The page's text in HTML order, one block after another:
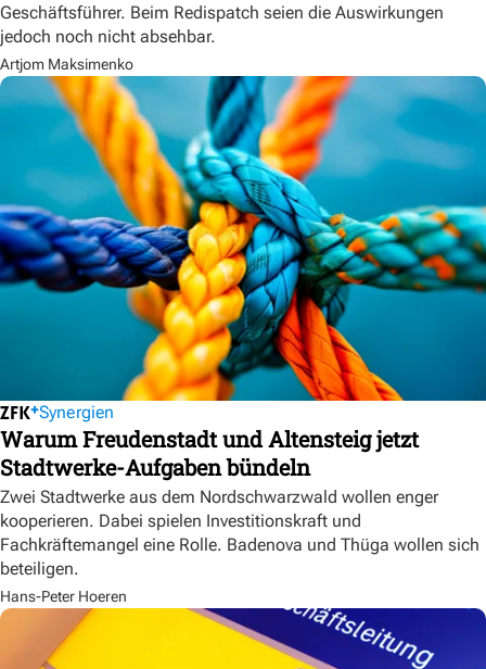
Geschäftsführer. Beim Redispatch seien die Auswirkungen
jedoch noch nicht absehbar.
Artjom Maksimenko
Synergien
Warum Freudenstadt und Altensteig jetzt
Stadtwerke-Aufgaben bündeln
Zwei Stadtwerke aus dem Nordschwarzwald wollen enger
kooperieren. Dabei spielen Investitionskraft und
Fachkräftemangel eine Rolle. Badenova und Thüga wollen sich
beteiligen.
Hans-Peter Hoeren